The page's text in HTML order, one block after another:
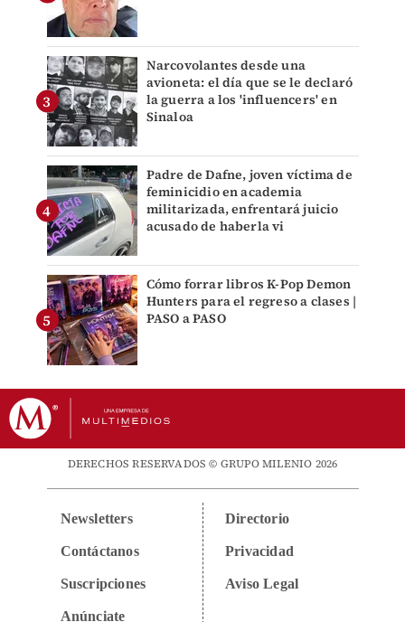
Narcovolantes desde una
avioneta: el día que se le declaró
la guerra a los 'influencers' en
Sinaloa
Padre de Dafne, joven víctima de
feminicidio en academia
militarizada, enfrentará juicio
acusado de haberla vi
Cómo forrar libros K-Pop Demon
Hunters para el regreso a clases |
PASO a PASO
DERECHOS RESERVADOS © GRUPO MILENIO 2026
Newsletters
Contáctanos
Suscripciones
Anúnciate
Directorio
Privacidad
Aviso Legal